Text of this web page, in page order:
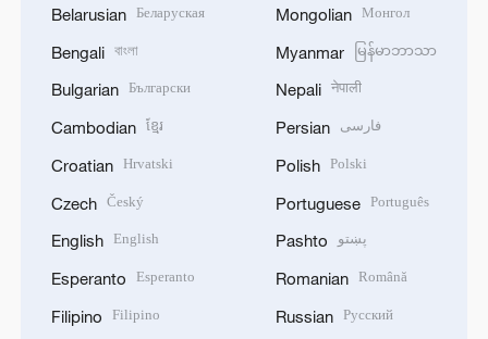
Belarusian Беларуская
Bengali বাংলা
Bulgarian Български
Cambodian ខ្មែរ
Croatian Hrvatski
Czech Český
English English
Esperanto Esperanto
Filipino Filipino
Mongolian Монгол
Myanmar မြန်မာဘာသာ
Nepali नेपाली
Persian فارسی
Polish Polski
Portuguese Português
Pashto پښتو
Romanian Română
Russian Русский